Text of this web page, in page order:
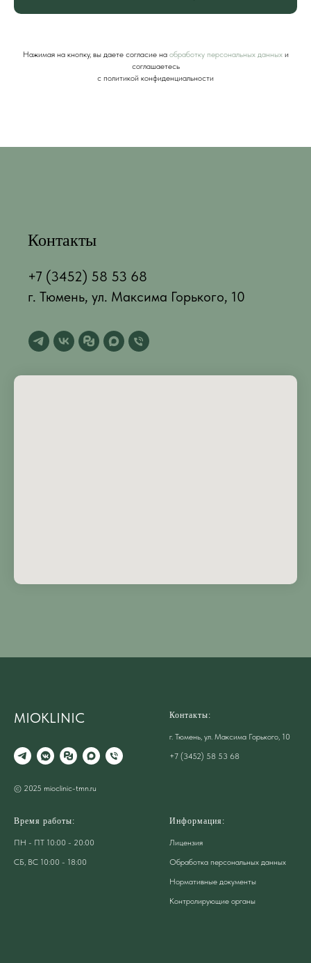
Нажимая на кнопку, вы даете согласие на обработку персональных данныхи
соглашаетесь
c политикой конфиденциальности
Контакты
+7 (3452) 58 53 68
г. Тюмень, ул. Максима Горького, 10
MIOKLINIC
© 2025 mioclinic-tmn.ru
Контакты:
г. Тюмень, ул. Максима Горького, 10
+7 (3452) 58 53 68
Время работы:
ПН - ПТ 10:00 - 20:00
СБ, ВС 10:00 - 18:00
Информация:
Лицензия
Обработка персональных данных
Нормативные документы
Контролирующие органы